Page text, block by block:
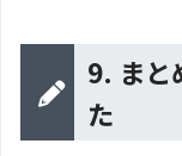
9. まと
た